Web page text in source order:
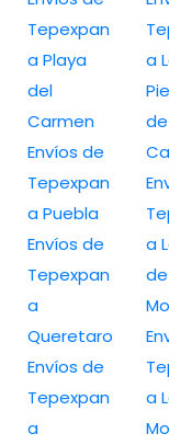
Tepexpan
a Playa
del
Carmen
Envíos de
Tepexpan
a Puebla
Envíos de
Tepexpan
a
Queretaro
Envíos de
Tepexpan
a
a
de
a
de
a